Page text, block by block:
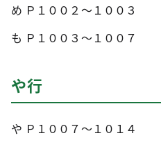
め Ｐ１００２～１００３
も Ｐ１００３～１００７
や行
や Ｐ１００７～１０１４